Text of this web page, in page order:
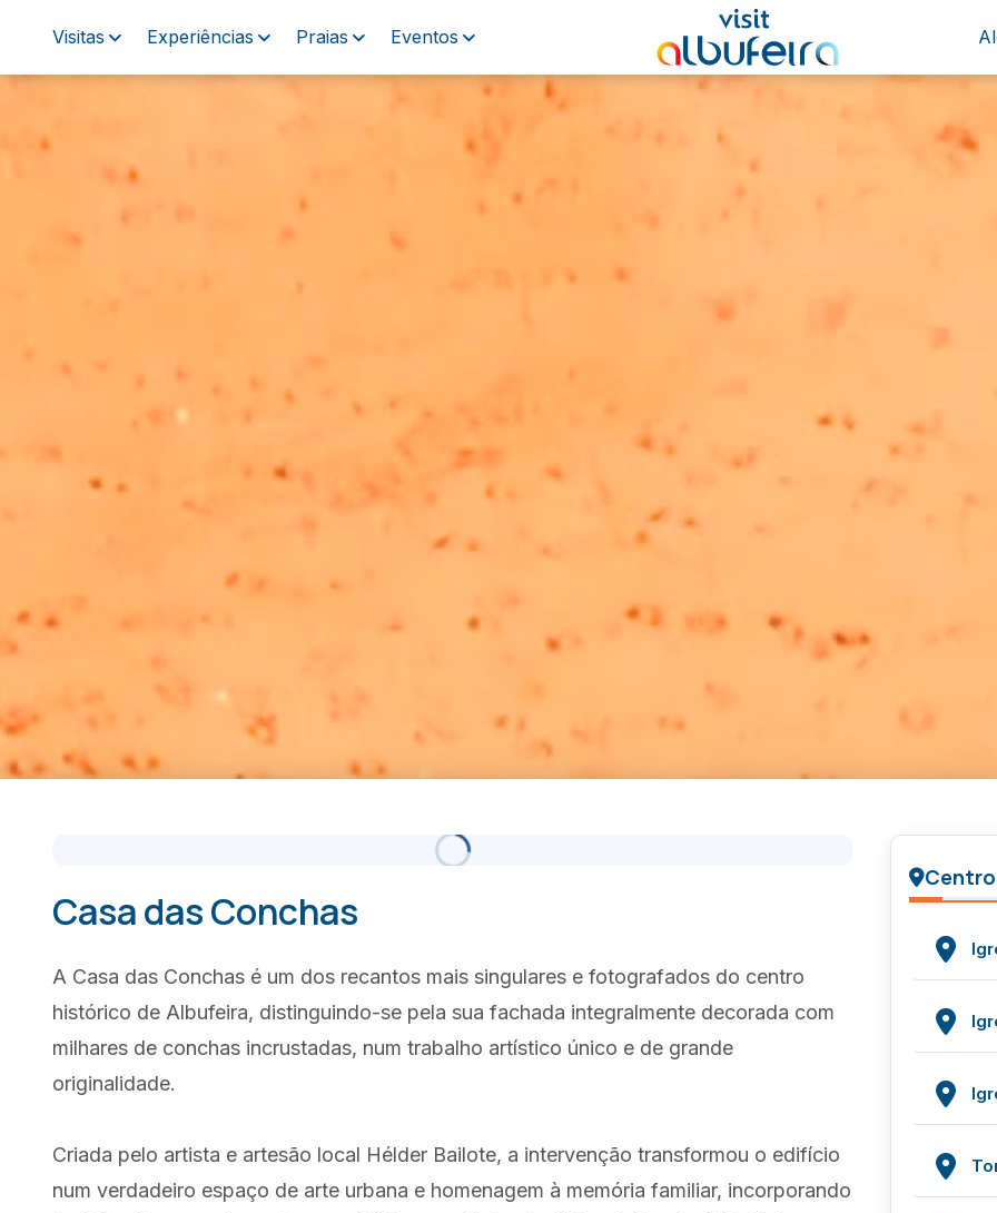
Visitas Experiências Praias Eventos
Casa das Conchas
A Casa das Conchas é um dos recantos mais singulares e fotografados do centro
histórico de Albufeira, distinguindo-se pela sua fachada integralmente decorada com
milhares de conchas incrustadas, num trabalho artístico único e de grande
originalidade.
Criada pelo artista e artesão local Hélder Bailote, a intervenção transformou o edifício
num verdadeiro espaço de arte urbana e homenagem à memória familiar, incorporando
22°